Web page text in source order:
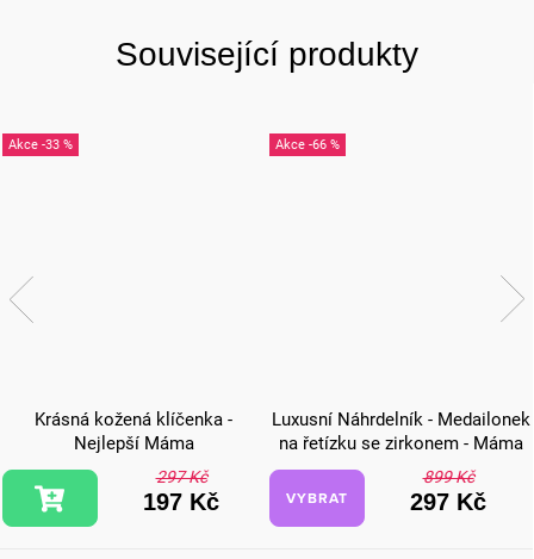
Související produkty
-33 %
Krásná kožená klíčenka -
Nejlepší Máma
297 Kč
197 Kč
-66 %
Luxusní Náhrdelník - Medailonek
na řetízku se zirkonem - Máma
899 Kč
297 Kč
VYBRAT